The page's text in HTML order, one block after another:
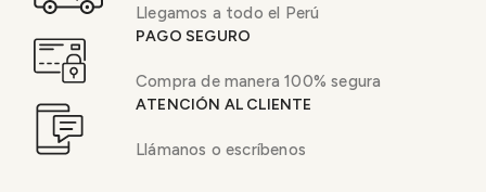
Llegamos a todo el Perú
PAGO SEGURO
Compra de manera 100% segura
ATENCIÓN AL CLIENTE
Llámanos o escríbenos